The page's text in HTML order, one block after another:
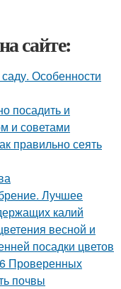
сайте:
Особенности
посадить и
и советами
правильно сеять
Лучшее
калий
весной и
посадки цветов
6 Проверенных
почвы